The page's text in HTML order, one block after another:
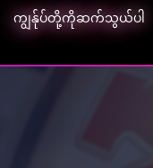
ကျွန်ုပ်တို့ကိုဆက်သွယ်ပါ